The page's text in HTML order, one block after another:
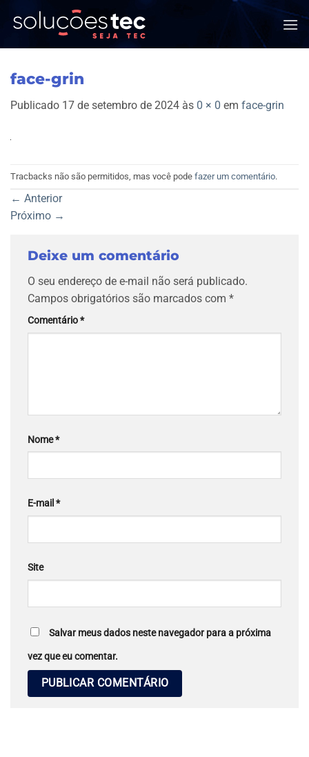
face-grin
Publicado 17 de setembro de 2024 às 0 × 0 em face-grin
Tracbacks não são permitidos, mas você pode fazer um comentário.
← Anterior
Próximo →
Deixe um comentário
O seu endereço de e-mail não será publicado.
Campos obrigatórios são marcados com *
Comentário*
Nome*
E-mail*
Site
Salvar meus dados neste navegador para a próxima
vez que eu comentar.